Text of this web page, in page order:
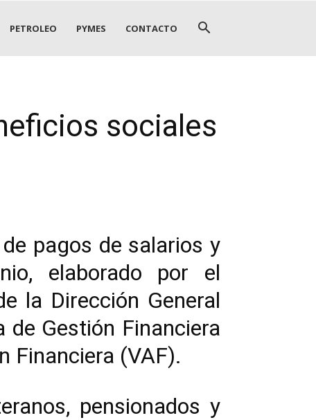
PETROLEO PYMES CONTACTO
sociales
pagos de salarios y
elaborado por el
la Dirección General
de Gestión Financiera
Financiera (VAF).
pensionados y